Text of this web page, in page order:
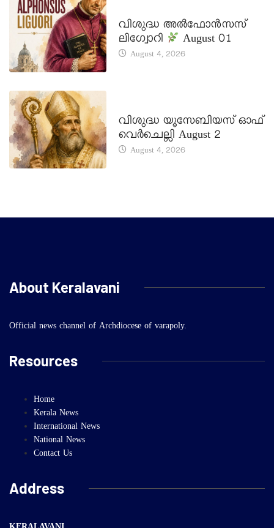
വിശുദ്ധ അൽഫോൻസസ്
ലിഗ്വോറി
August 01
August 4, 2026
വിശുദ്ധ യൂസേബിയസ് ഓഫ്
വെർചെല്ലി August 2
August 4, 2026
About Keralavani
Official news channel of Archdiocese of varapoly.
Resources
Home
Kerala News
International News
National News
Contact Us
Address